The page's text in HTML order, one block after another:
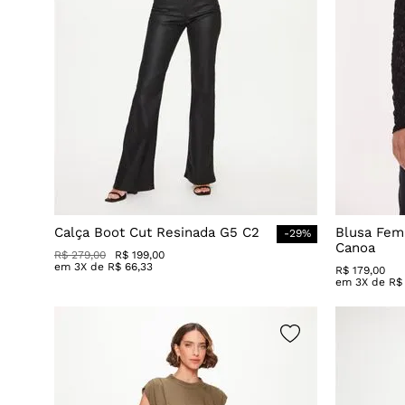
Calça Boot Cut Resinada G5 C2 -29%
R$ 279,00 R$ 199,00
em 3X de R$ 66,33
Blusa
Canoa
R$ 179,00
em 3X de R$